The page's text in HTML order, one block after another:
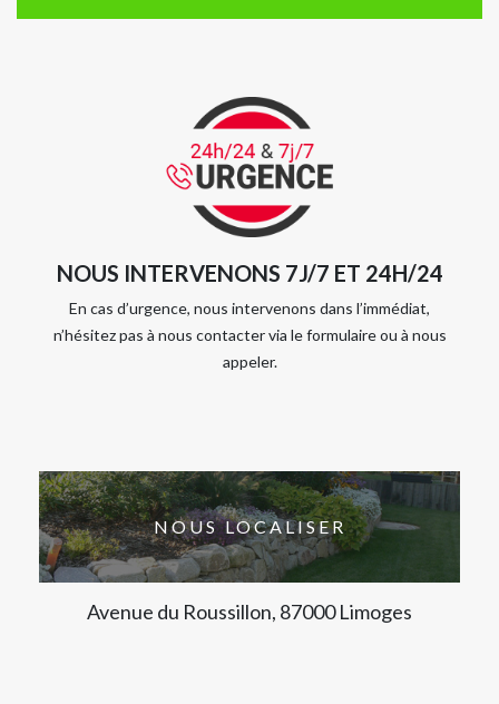
NOUS INTERVENONS 7J/7 ET 24H/24
En cas d’urgence, nous intervenons dans l’immédiat,
n’hésitez pas à nous contacter via le formulaire ou à nous
appeler.
NOUS LOCALISER
Avenue du Roussillon, 87000 Limoges